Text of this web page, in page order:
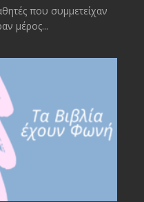
που συμμετείχαν
μέρος...